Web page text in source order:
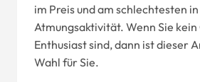
im Preis und am schlechtesten
Atmungsaktivität. Wenn Sie
Enthusiast sind, dann ist dieser
Wahl für Sie.